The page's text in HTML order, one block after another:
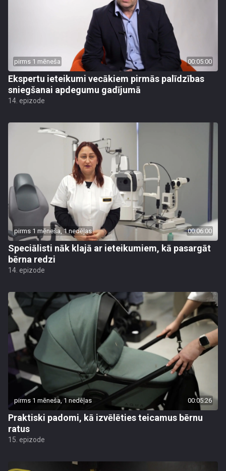
pirms 1 mēneša 00:05:00
Ekspertu ieteikumi vecākiem pirmās palīdzības
sniegšanai apdegumu gadījumā
14. epizode
pirms 1 mēneša, 1 nedēļas 00:06:00
Speciālisti nāk klajā ar ieteikumiem, kā pasargāt
bērna redzi
14. epizode
pirms 1 mēneša, 1 nedēļas 00:05:26
Praktiski padomi, kā izvēlēties teicamus bērnu
ratus
15. epizode